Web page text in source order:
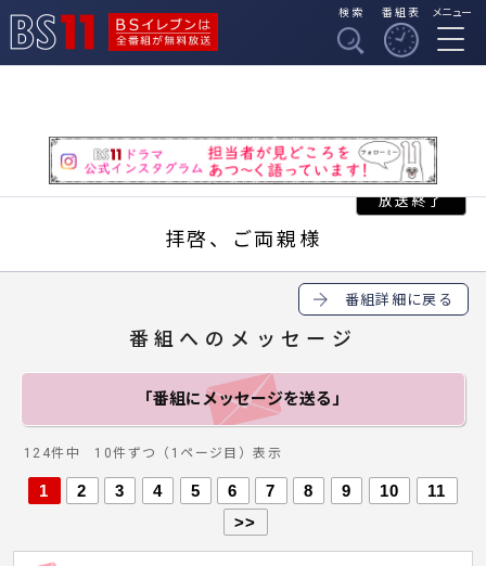
BSイレブンは全番組
検索 番組表 メニュー
拝啓、ご両親様
番組詳細に戻る
番組へのメッセージ
「番組にメッセージを送る」
124件中 10件ずつ（1ページ目）表示
1 2 3 4 5 6 7 8 9 10
11
>>